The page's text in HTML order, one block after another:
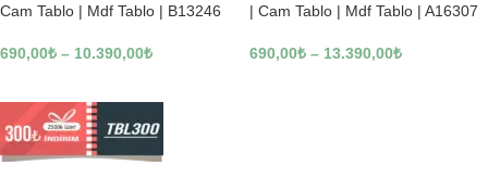
Cam Tablo | Mdf Tablo | B13246
690,00₺ – 10.390,00₺
| Cam Tablo | Mdf Tablo | A16307
690,00₺ – 13.390,00₺